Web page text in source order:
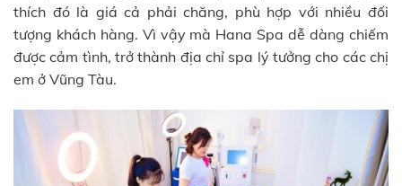
thích đó là giá cả phải chăng, phù hợp với nhiều đối
tượng khách hàng. Vì vậy mà Hana Spa dễ dàng chiếm
được cảm tình, trở thành địa chỉ spa lý tưởng cho các chị
em ở Vũng Tàu.